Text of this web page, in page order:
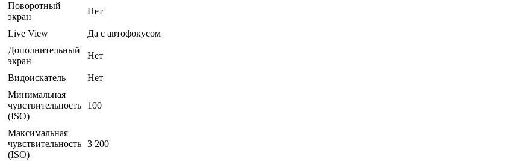
Поворотный
экран
Нет
Live View
Да с автофокусом
Дополнительный
экран
Нет
Видоискатель
Нет
Минимальная
чувствительность
(ISO)
100
Максимальная
чувствительность
(ISO)
3 200